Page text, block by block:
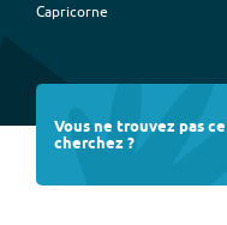
Capricorne
Vous ne trouvez pas
cherchez ?